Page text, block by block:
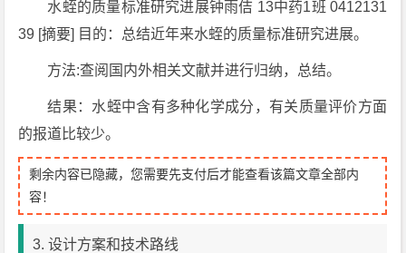
水蛭的质量标准研究进展钟雨佶 13中药1班 0412131
39 [摘要] 目的：总结近年来水蛭的质量标准研究进展。
方法:查阅国内外相关文献并进行归纳，总结。
结果：水蛭中含有多种化学成分，有关质量评价方面
的报道比较少。
剩余内容已隐藏，您需要先支付后才能查看该篇文章全部内
容！
3. 设计方案和技术路线